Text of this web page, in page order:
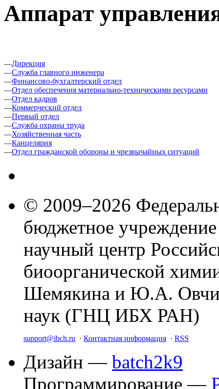
Аппарат
—Дирекция
—Служба главного инженера
—Финансово-бухгалтерский отдел
—Отдел обеспечения материально-техническими ресурсами
—Отдел кадров
—Коммерческий отдел
—Первый отдел
—Служба охраны труда
—Хозяйственная часть
—Канцелярия
—Отдел гражданской обороны и чрезвычайных ситуаций
© 2009–2026
бюджетное
научный центр
биоорганической
Шемякина и Ю.А.
наук (ГНЦ ИБХ РАН)
support@ibch.ru · Контактная информация · RSS
Дизайн — batch2k9
Программирование —